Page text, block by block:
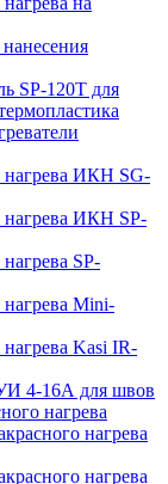
SP-120T для
нагрева ИКН SG-
нагрева ИКН SP-
SP-
нагрева Mini-
Kasi IR-
4-16А для швов
нагрева
нагрева
нагрева